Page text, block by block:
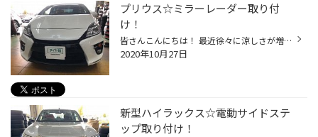
プリウス☆ミラーレーダー取り付
け！
皆さんこんにちは！ 最近徐々に涼しさが増してきてるな～と肌で感じるようになってきましたね(^^; さて、そんな中今回ご紹介するのは・・・ トヨタの大人気ハイブリットカー☆プリウスの ミラーレーダー取り付けです！ 取り付けるのは、 セルスターのＡＳＳＵＲＡ/セーフティレーダー です！ 通常の...
2020年10月27日
新型ハイラックス☆電動サイドステ
ップ取り付け！